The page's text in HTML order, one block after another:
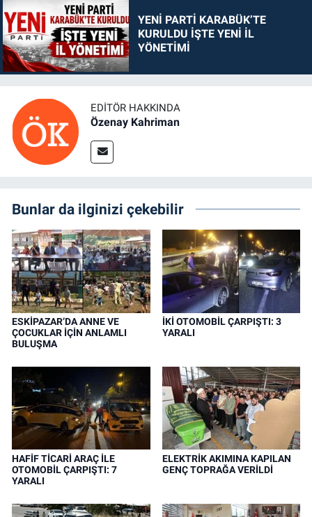
YENİ PARTİ KARABÜK’TE
KURULDU İŞTE YENİ İL
YÖNETİMİ
EDITÖR HAKKINDA
Özenay Kahriman
Bunlar da ilginizi çekebilir
ESKİPAZAR’DA ANNE VE
ÇOCUKLAR İÇİN ANLAMLI
BULUŞMA
İKİ OTOMOBİL ÇARPIŞTI: 3
YARALI
HAFİF TİCARİ ARAÇ İLE
OTOMOBİL ÇARPIŞTI: 7
YARALI
ELEKTRİK AKIMINA KAPILAN
GENÇ TOPRAĞA VERİLDİ